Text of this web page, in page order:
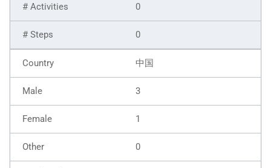
0
0
中国
3
1
0